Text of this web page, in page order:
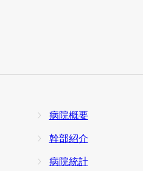
病院概要
幹部紹介
病院統計